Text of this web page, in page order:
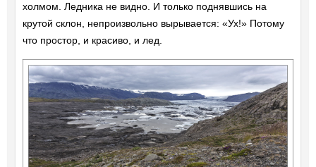
холмом. Ледника не видно. И только поднявшись на
крутой склон, непроизвольно вырывается: «Ух!» Потому
что простор, и красиво, и лед.